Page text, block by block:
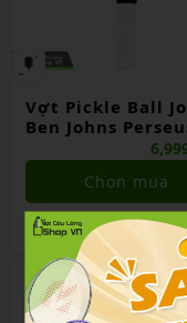
Vợt Pickle Ball
Ben Johns
Chọn mua
So sánh